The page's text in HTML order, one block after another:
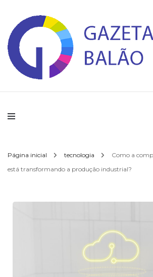
Gazeta do
Página inicial tecnologia
Como a
está transformando a produção industrial?